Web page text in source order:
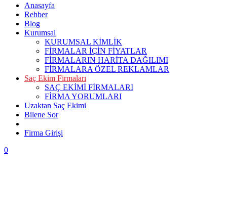
Anasayfa
Rehber
Blog
Kurumsal
KURUMSAL KİMLİK
FİRMALAR İÇİN FİYATLAR
FİRMALARIN HARİTA DAĞILIMI
FİRMALARA ÖZEL REKLAMLAR
Saç Ekim Firmaları
SAÇ EKİMİ FİRMALARI
FİRMA YORUMLARI
Uzaktan Saç Ekimi
Bilene Sor
Firma Girişi
0